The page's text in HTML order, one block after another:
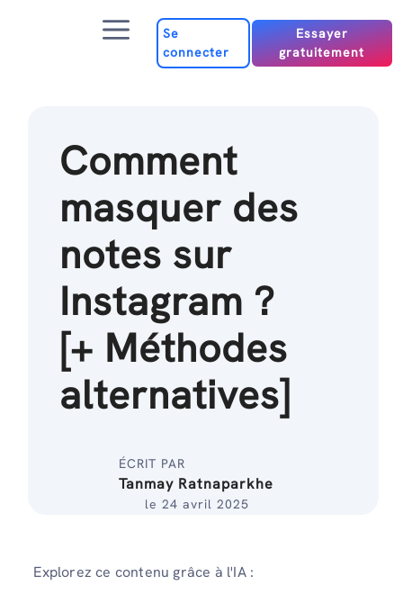
Menu
Se
connecter
Essayer
gratuitement
Comment
masquer des
notes sur
Instagram ?
[+ Méthodes
alternatives]
ÉCRIT PAR
Tanmay Ratnaparkhe
le 24 avril 2025
Explorez ce contenu grâce à l'IA :